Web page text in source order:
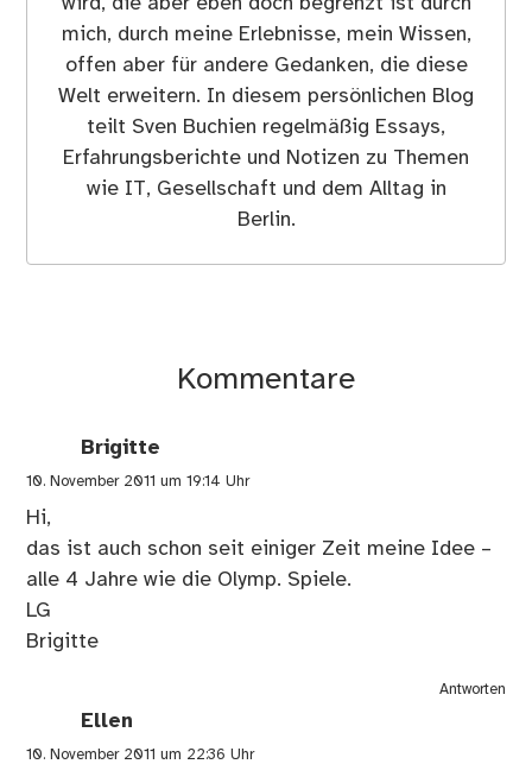
mich, durch meine Erlebnisse, mein Wissen,
offen aber für andere Gedanken, die diese
Welt erweitern. In diesem persönlichen Blog
teilt Sven Buchien regelmäßig Essays,
Erfahrungsberichte und Notizen zu Themen
wie IT, Gesellschaft und dem Alltag in
Berlin.
Kommentare
Brigitte
10. November 2011 um 19:14 Uhr
Hi,
das ist auch schon seit einiger Zeit meine Idee –
alle 4 Jahre wie die Olymp. Spiele.
LG
Brigitte
Antworten
Ellen
10. November 2011 um 22:36 Uhr